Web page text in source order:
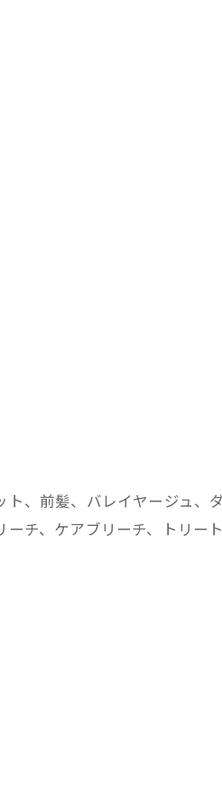
、前髪、バレイヤージュ、
チ、ケアブリーチ、トリー